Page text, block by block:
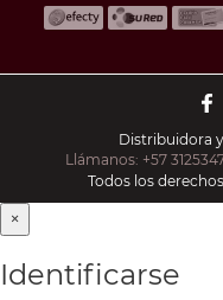
Distribuidora
Llámanos: +57
Todos los
×
Identificarse